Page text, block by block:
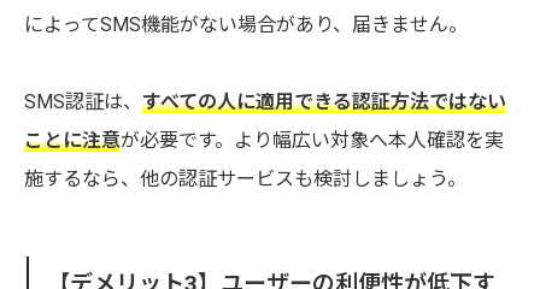
によってSMS機能がない場合があり、届きません。
SMS認証は、 すべての人に適用できる認証方法ではない
ことに注意が必要です。より幅広い対象へ本人確認を実
施するなら、他の認証サービスも検討しましょう。
【デメリット3】ユーザーの利便性が低下す